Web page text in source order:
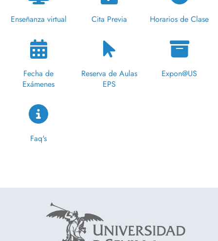
Enseñanza virtual Cita Previa Horarios de Clase
Fecha de
Exámenes
Reserva de Aulas
EPS
Expon@US
Faq's